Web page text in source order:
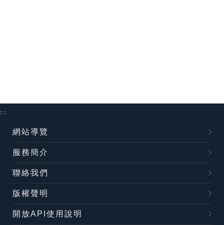
:::
網站導覽
服務簡介
聯絡我們
版權聲明
開放API使用說明